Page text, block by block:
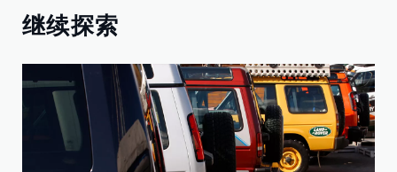
继续探索